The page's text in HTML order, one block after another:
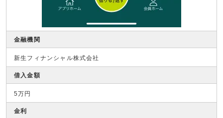
金融機関
新生フィナンシャル株式会社
借入金額
5万円
金利